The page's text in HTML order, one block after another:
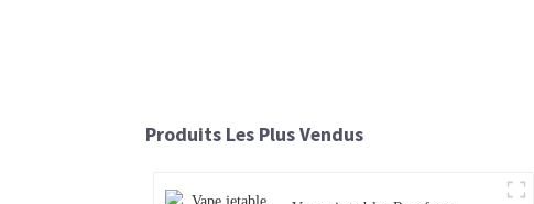
Produits Les Plus Vendus